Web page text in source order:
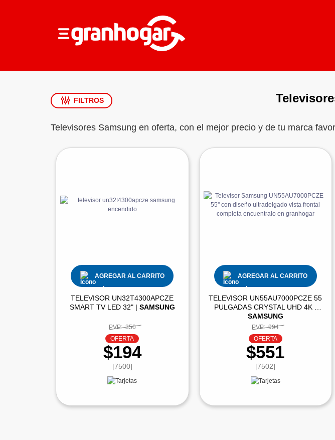
FILTROS
Televisores Samsung en oferta, con el mejor precio y de tu marca
AGREGAR AL CARRITO
TELEVISOR UN32T4300APCZE
SMART TV LED 32" | SAMSUNG
PVP: 350
OFERTA
$194
[7500]
AGREGAR AL CARRITO
TELEVISOR UN55AU7000PCZE 55
PULGADAS CRYSTAL UHD 4K |
SAMSUNG
PVP: 994
OFERTA
$551
[7502]